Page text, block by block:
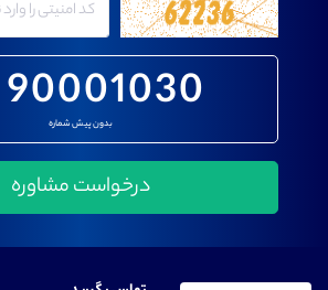
90001030
بدون پیش شماره